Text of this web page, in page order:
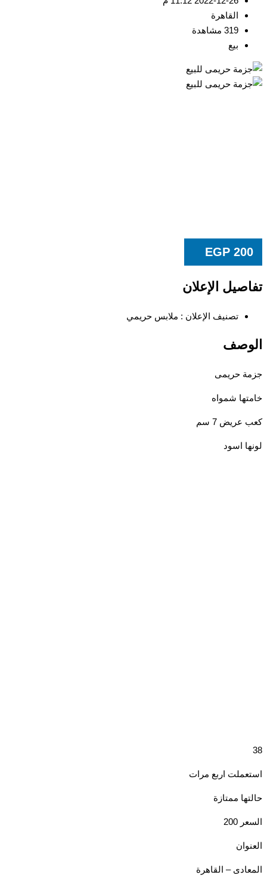
القاهرة
319 مشاهدة
بيع
EGP
الإعلان
تصنيف الإعلان :ملابس حريمي
حريمى
شمواه
7 سم
اسود
اربع مرات
ممتازة
– القاهرة